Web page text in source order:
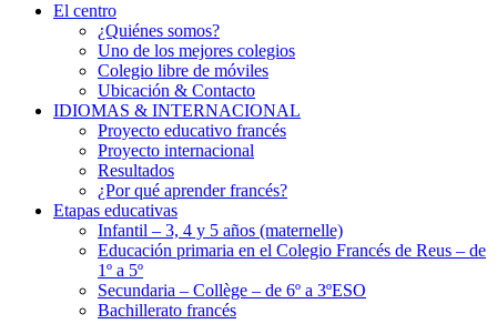
El centro
¿Quiénes somos?
Uno de los mejores colegios
Colegio libre de móviles
Ubicación & Contacto
IDIOMAS & INTERNACIONAL
Proyecto educativo francés
Proyecto internacional
Resultados
¿Por qué aprender francés?
Etapas educativas
Infantil – 3, 4 y 5 años (maternelle)
Educación primaria en el Colegio Francés de Reus – de
1º a 5º
Secundaria – Collège – de 6º a 3ºESO
Bachillerato francés